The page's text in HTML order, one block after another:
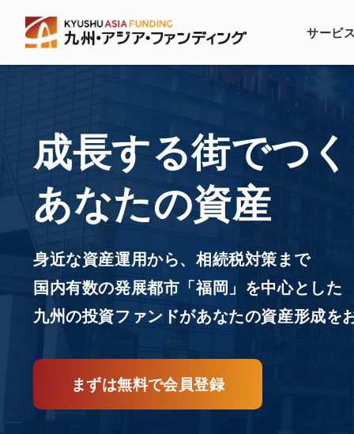
サービ
成長する街でつ
あなたの資産
身近な資産運用から、相続税対策まで
国内有数の発展都市「福岡」を中心とした
九州の投資ファンドがあなたの資産形成を
まずは無料で会員登録